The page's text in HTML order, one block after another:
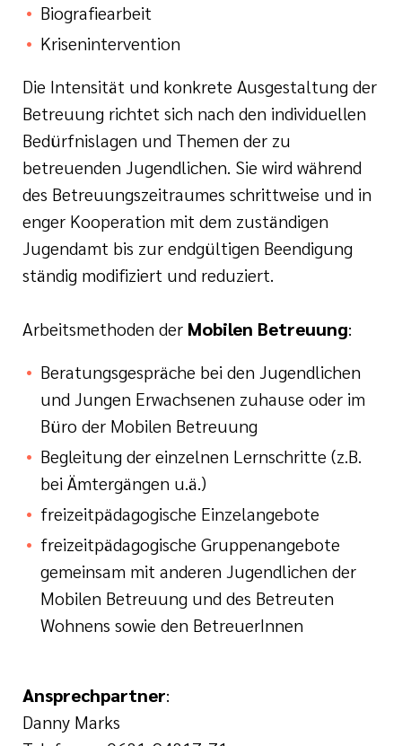
Biografiearbeit
Krisenintervention
Die Intensität und konkrete Ausgestaltung der
Betreuung richtet sich nach den individuellen
Bedürfnislagen und Themen der zu
betreuenden Jugendlichen. Sie wird während
des Betreuungszeitraumes schrittweise und in
enger Kooperation mit dem zuständigen
Jugendamt bis zur endgültigen Beendigung
ständig modifiziert und reduziert.
Arbeitsmethoden der Mobilen Betreuung:
Beratungsgespräche bei den Jugendlichen
und Jungen Erwachsenen zuhause oder im
Büro der Mobilen Betreuung
Begleitung der einzelnen Lernschritte (z.B.
bei Ämtergängen u.ä.)
freizeitpädagogische Einzelangebote
freizeitpädagogische Gruppenangebote
gemeinsam mit anderen Jugendlichen der
Mobilen Betreuung und des Betreuten
Wohnens sowie den BetreuerInnen
Ansprechpartner:
Danny Marks